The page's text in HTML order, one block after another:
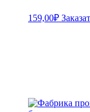
159,00₽